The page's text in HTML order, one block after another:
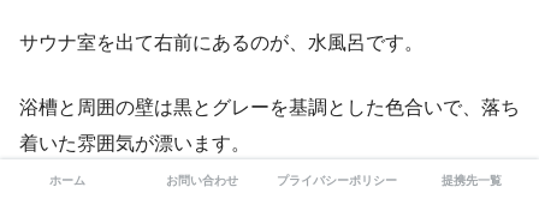
サウナ室を出て右前にあるのが、水風呂です。
浴槽と周囲の壁は黒とグレーを基調とした色合いで、落ち
着いた雰囲気が漂います。
ホーム お問い合わせ プライバシーポリシー 提携先一覧